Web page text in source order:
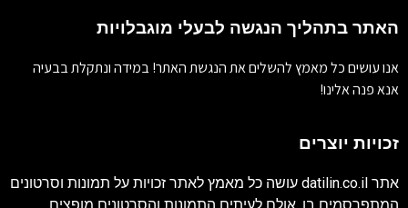
האתר בתהליך הנגשה לבעלי מוגבלויות
אנו עושים כל מאמץ להשלים את הנגשת האתר! במידה ונתקלת בבעיה
אנא פנה אלינו!
זכויות יוצרים
אתר datilin.co.il עושה כל מאמץ לאתר זכויות על תמונות וסרטונים
המתפרסמים בו. אולם לעיתים התמונות והסרטונים מופצים